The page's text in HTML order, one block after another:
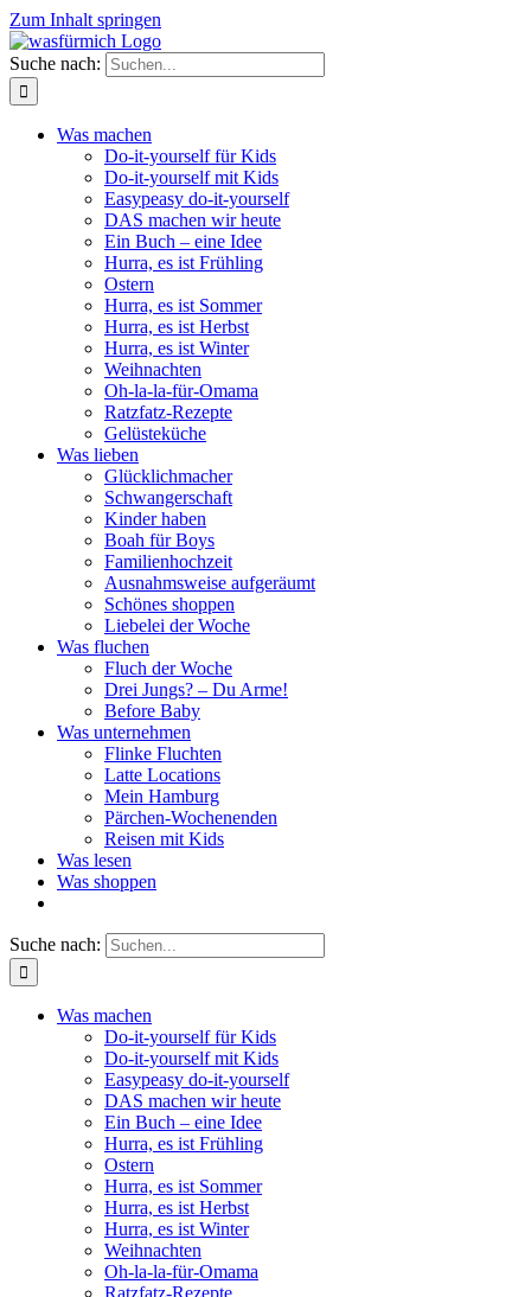
Zum Inhalt springen
Suche nach:
Was machen
Do-it-yourself für Kids
Do-it-yourself mit Kids
Easypeasy do-it-yourself
DAS machen wir heute
Ein Buch – eine Idee
Hurra, es ist Frühling
Ostern
Hurra, es ist Sommer
Hurra, es ist Herbst
Hurra, es ist Winter
Weihnachten
Oh-la-la-für-Omama
Ratzfatz-Rezepte
Gelüsteküche
Was lieben
Glücklichmacher
Schwangerschaft
Kinder haben
Boah für Boys
Familienhochzeit
Ausnahmsweise aufgeräumt
Schönes shoppen
Liebelei der Woche
Was fluchen
Fluch der Woche
Drei Jungs? – Du Arme!
Before Baby
Was unternehmen
Flinke Fluchten
Latte Locations
Mein Hamburg
Pärchen-Wochenenden
Reisen mit Kids
Was lesen
Was shoppen
Suche nach:
Was machen
Do-it-yourself für Kids
Do-it-yourself mit Kids
Easypeasy do-it-yourself
DAS machen wir heute
Ein Buch – eine Idee
Hurra, es ist Frühling
Ostern
Hurra, es ist Sommer
Hurra, es ist Herbst
Hurra, es ist Winter
Weihnachten
Oh-la-la-für-Omama
Ratzfatz-Rezepte